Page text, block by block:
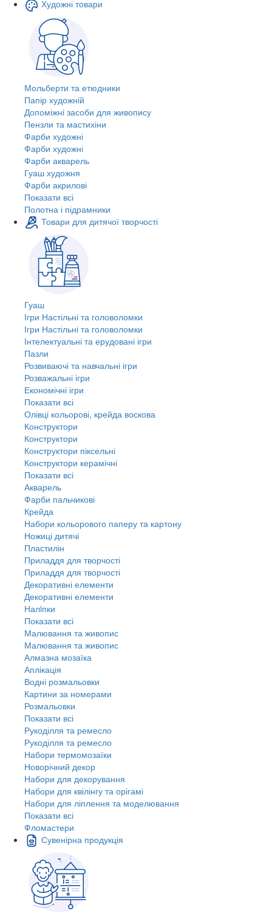
Художні товари
Мольберти та етюдники
Папір художній
Допоміжні засоби для живопису
Пензли та мастихіни
Фарби художні
Фарби художні
Фарби акварель
Гуаш художня
Фарби акрилові
Показати всі
Полотна і підрамники
Товари для дитячої творчості
Гуаш
Ігри Настільні та головоломки
Ігри Настільні та головоломки
Інтелектуальні та ерудовані ігри
Пазли
Розвиваючі та навчальні ігри
Розважальні ігри
Економічні ігри
Показати всі
Олівці кольорові, крейда воскова
Конструктори
Конструктори
Конструктори піксельні
Конструктори керамічні
Показати всі
Акварель
Фарби пальчикові
Крейда
Набори кольорового паперу та картону
Ножиці дитячі
Пластилін
Приладдя для творчості
Приладдя для творчості
Декоративні елементи
Декоративні елементи
Налiпки
Показати всі
Малювання та живопис
Малювання та живопис
Алмазна мозаїка
Аплікація
Водні розмальовки
Картини за номерами
Розмальовки
Показати всі
Рукоділля та ремесло
Рукоділля та ремесло
Набори термомозаїки
Новорічний декор
Набори для декорування
Набори для квілінгу та орігамі
Набори для ліплення та моделювання
Показати всі
Фломастери
Сувенірна продукція